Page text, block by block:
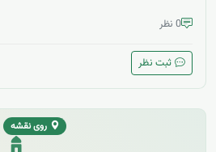
0 نظر
ثبت نظر
روی نقشه